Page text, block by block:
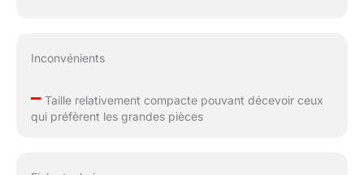
Inconvénients
–Taille relativement compacte pouvant décevoir ceux
qui préfèrent les grandes pièces